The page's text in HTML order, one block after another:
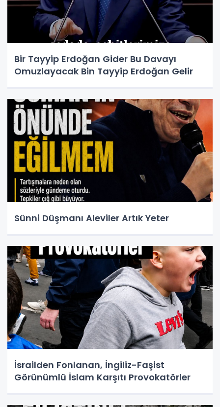
Bir Tayyip Erdoğan Gider Bu Davayı
Omuzlayacak Bin Tayyip Erdoğan Gelir
Sünni Düşmanı Aleviler Artık Yeter
İsrailden Fonlanan, İngiliz-Faşist
Görünümlü İslam Karşıtı Provokatörler